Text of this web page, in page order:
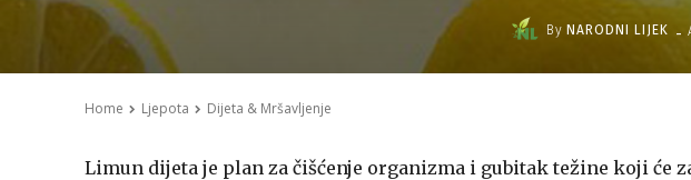
By NARODNI LIJEK -
Home Ljepota Dijeta & Mršavljenje
Limun dijeta je plan za čišćenje organizma i gubitak težine koji će